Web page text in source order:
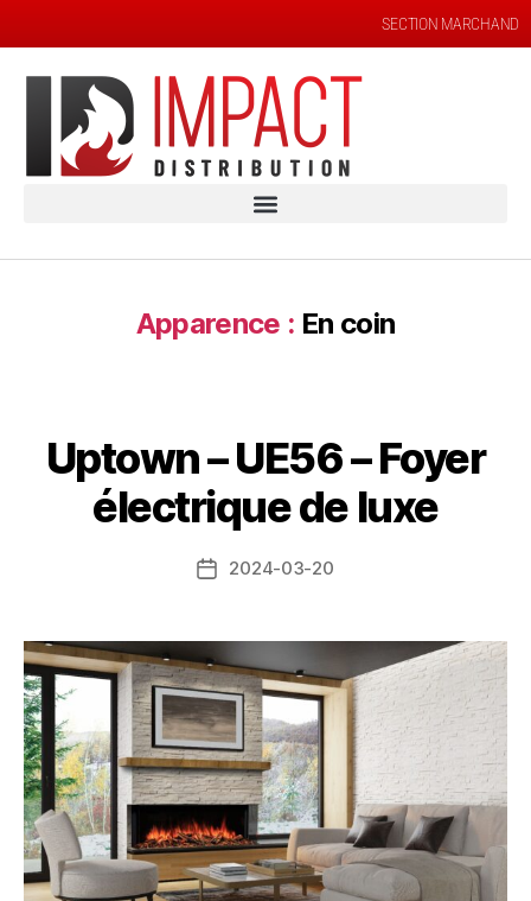
SECTION MARCHAND
Apparence : En coin
Uptown – UE56 – Foyer
électrique de luxe
2024-03-20